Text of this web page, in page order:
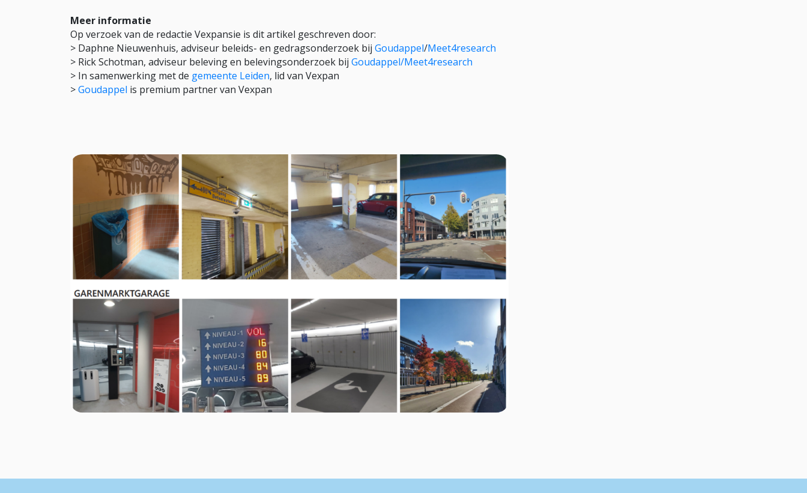
Meer informatie
Op verzoek van de redactie Vexpansie is dit artikel geschreven door:
> Daphne Nieuwenhuis, adviseur beleids- en gedragsonderzoek bij Goudappel/Meet4research
> Rick Schotman, adviseur beleving en belevingsonderzoek bij Goudappel/Meet4research
> In samenwerking met de gemeente Leiden, lid van Vexpan
>Goudappel is premium partner van Vexpan